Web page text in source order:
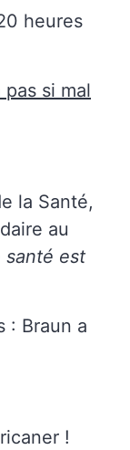
heures
si mal
la Santé,
au
santé est
: Braun a
!